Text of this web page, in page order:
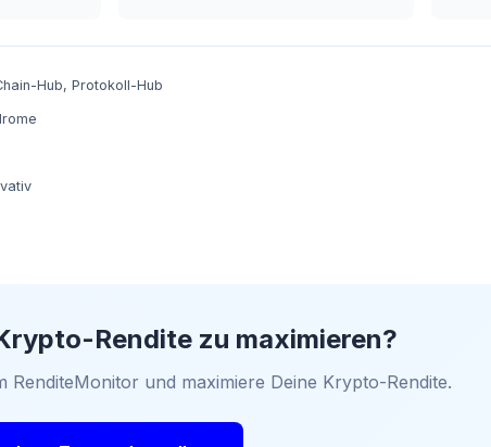
Hub, Protokoll-Hub
Rendite zu maximieren?
RenditeMonitor und maximiere Deine Krypto-Rendite.